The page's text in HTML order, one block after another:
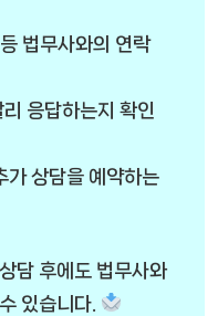
법무사와의 연락
응답하는지 확인
가 상담을 예약하는
담 후에도 법무사와
있습니다.